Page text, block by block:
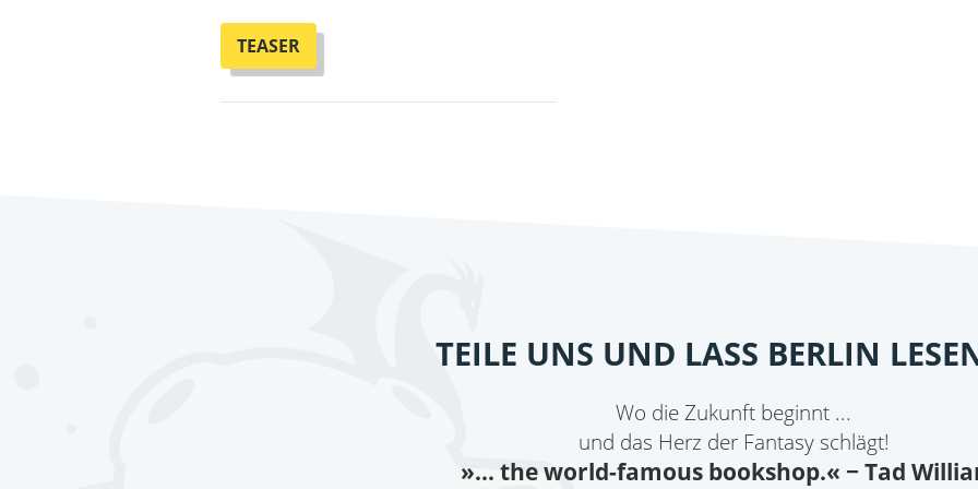
TEASER
TEILE UNS UND LASS BERLIN
Wo die Zukunft beginnt ...
und das Herz der Fantasy schlägt!
»... the world-famous bookshop.« − Tad